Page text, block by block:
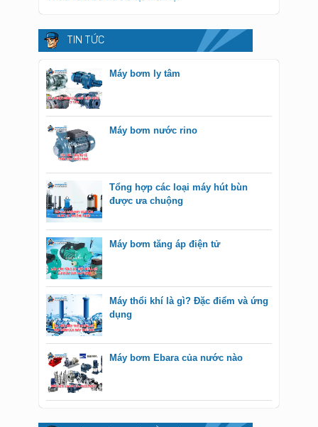
TIN TỨC
Máy bơm ly tâm
Máy bơm nước rino
Tổng hợp các loại máy hút bùn
được ưa chuộng
Máy bơm tăng áp điện tử
Máy thổi khí là gì? Đặc điểm và ứng
dụng
Máy bơm Ebara của nước nào